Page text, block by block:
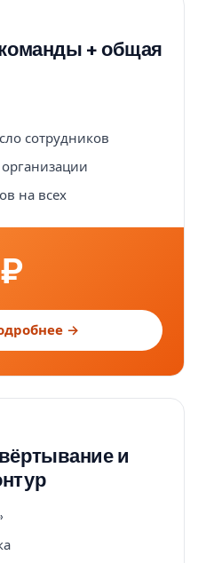
+ общая
сотрудников
на всех
→
и